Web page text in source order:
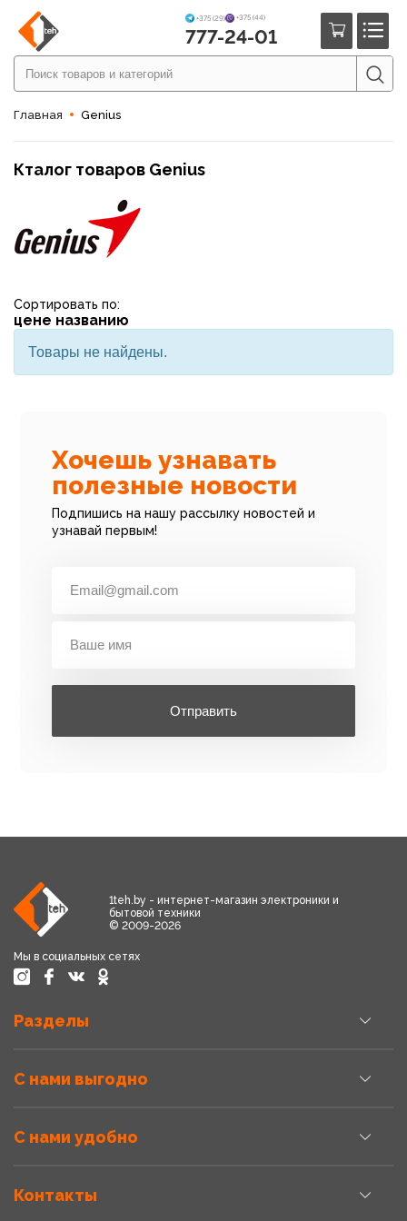
+375 (29) +375 (44)
777-24-01
Главная Genius
Кталог товаров Genius
Сортировать по:
цене названию
Товары не найдены.
Хочешь узнавать
полезные новости
Подпишись на нашу рассылку новостей и
узнавай первым!
Отправить
1teh.by - интернет-магазин электроники и
бытовой техники
© 2009-2026
Мы в социальных сетях
Разделы
С нами выгодно
С нами удобно
Контакты